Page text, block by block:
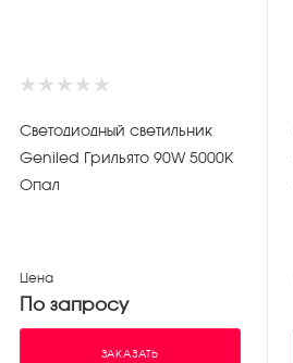
Светодиодный светильник
Geniled Грильято 90W 5000К
Опал
Цена
По запросу
ЗАКАЗАТЬ